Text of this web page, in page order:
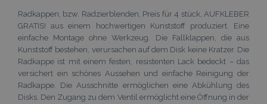
Radkappen, bzw. Radzierblenden, Preis für 4 stück, AUFKLEBER
GRATIS! aus einem hochwertigen Kunststoff produziert. Eine
einfache Montage ohne Werkzeug. Die Fallklappen, die aus
Kunststoff bestehen, verursachen auf dem Disk keine Kratzer. Die
Radkappe ist mit einem festen, resistenten Lack bedeckt – das
versichert ein schönes Aussehen und einfache Reinigung der
Radkappe. Die Ausschnitte ermöglichen eine Abkühlung des
Disks. Den Zugang zu dem Ventil ermöglicht eine Öffnung in der